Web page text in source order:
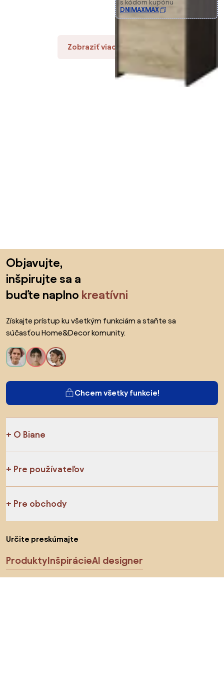
s kódom kupónu
DNIMAXMAX
Zobraziť viac produktov
Objavujte,
inšpirujte sa a
buďte naplno kreatívni
Získajte prístup ku všetkým funkciám a staňte sa
súčasťou Home&Decor komunity.
Chcem všetky funkcie!
O Biane
Pre používateľov
Pre obchody
Určite preskúmajte
ProduktyInšpirácieAI designer